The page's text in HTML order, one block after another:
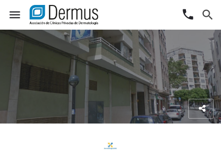
menu phone search